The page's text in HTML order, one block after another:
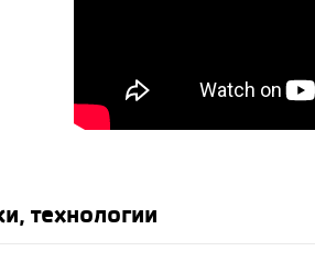
технологии